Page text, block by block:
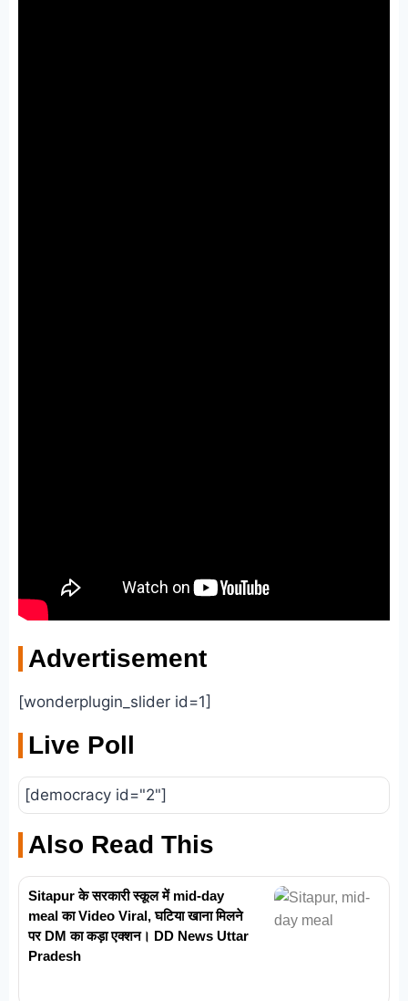
Advertisement
[wonderplugin_slider id=1]
Live Poll
[democracy id="2"]
Also Read This
Sitapur के सरकारी स्कूल में mid-day
meal का Video Viral, घटिया खाना मिलने
पर DM का कड़ा एक्शन। DD News Uttar
Pradesh